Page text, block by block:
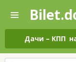
—
Поиск
и
покупка
билетов
Дачи – КПП